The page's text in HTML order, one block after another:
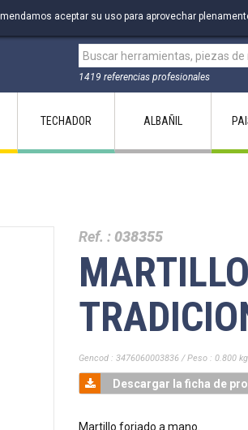
1419 referencias profesionales
aceptar su uso para aprovechar
TECHADOR ALBAÑIL
Ref. : 038355
Gencod : 3476060003836 / Peso : 0.800 kg
Descargar la ficha de
Martillo forjado a mano.